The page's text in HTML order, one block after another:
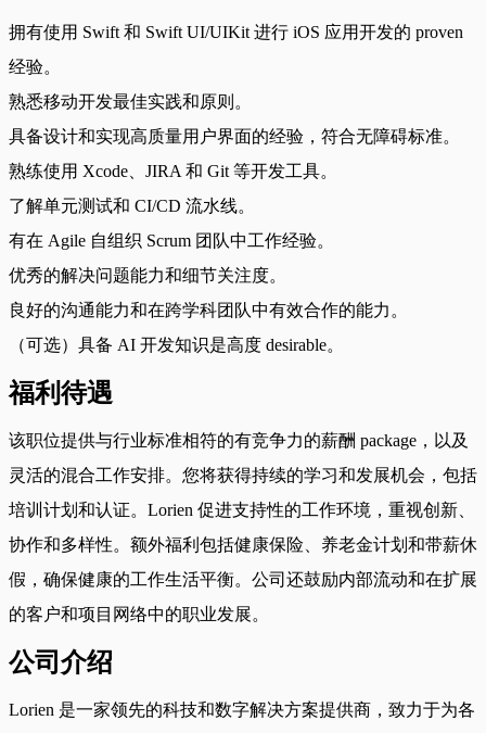
拥有使用 Swift 和 Swift UI/UIKit 进行 iOS 应用开发的 proven
经验。
熟悉移动开发最佳实践和原则。
具备设计和实现高质量用户界面的经验，符合无障碍标准。
熟练使用 Xcode、JIRA 和 Git 等开发工具。
了解单元测试和 CI/CD 流水线。
有在 Agile 自组织 Scrum 团队中工作经验。
优秀的解决问题能力和细节关注度。
良好的沟通能力和在跨学科团队中有效合作的能力。
（可选）具备 AI 开发知识是高度 desirable。
福利待遇
该职位提供与行业标准相符的有竞争力的薪酬 package，以及
灵活的混合工作安排。您将获得持续的学习和发展机会，包括
培训计划和认证。Lorien 促进支持性的工作环境，重视创新、
协作和多样性。额外福利包括健康保险、养老金计划和带薪休
假，确保健康的工作生活平衡。公司还鼓励内部流动和在扩展
的客户和项目网络中的职业发展。
公司介绍
Lorien 是一家领先的科技和数字解决方案提供商，致力于为各